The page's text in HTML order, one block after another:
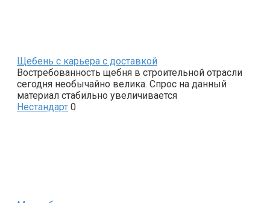
Щебень с карьера с доставкой
Востребованность щебня в строительной отрасли
сегодня необычайно велика. Спрос на данный
материал стабильно увеличивается
Нестандарт 0